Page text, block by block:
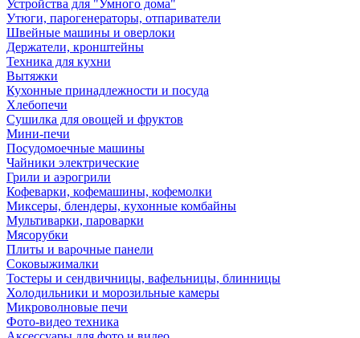
Устройства для "Умного дома"
Утюги, парогенераторы, отпариватели
Швейные машины и оверлоки
Держатели, кронштейны
Техника для кухни
Вытяжки
Кухонные принадлежности и посуда
Хлебопечи
Сушилка для овощей и фруктов
Мини-печи
Посудомоечные машины
Чайники электрические
Грили и аэрогрили
Кофеварки, кофемашины, кофемолки
Миксеры, блендеры, кухонные комбайны
Мультиварки, пароварки
Мясорубки
Плиты и варочные панели
Соковыжималки
Тостеры и сендвичницы, вафельницы, блинницы
Холодильники и морозильные камеры
Микроволновые печи
Фото-видео техника